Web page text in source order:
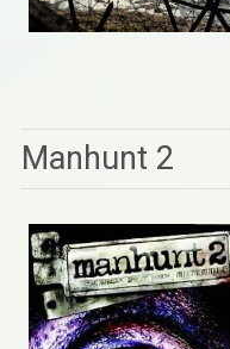
Manhunt 2